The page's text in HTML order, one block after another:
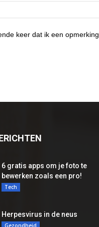
keer dat ik een opmerking
6 gratis apps om je foto te
bewerken zoals een pro!
Tech
Herpesvirus in de neus
Gezondheid